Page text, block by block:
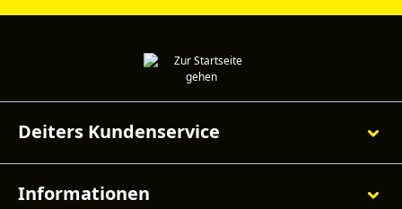
Deiters Kundenservice
Informationen